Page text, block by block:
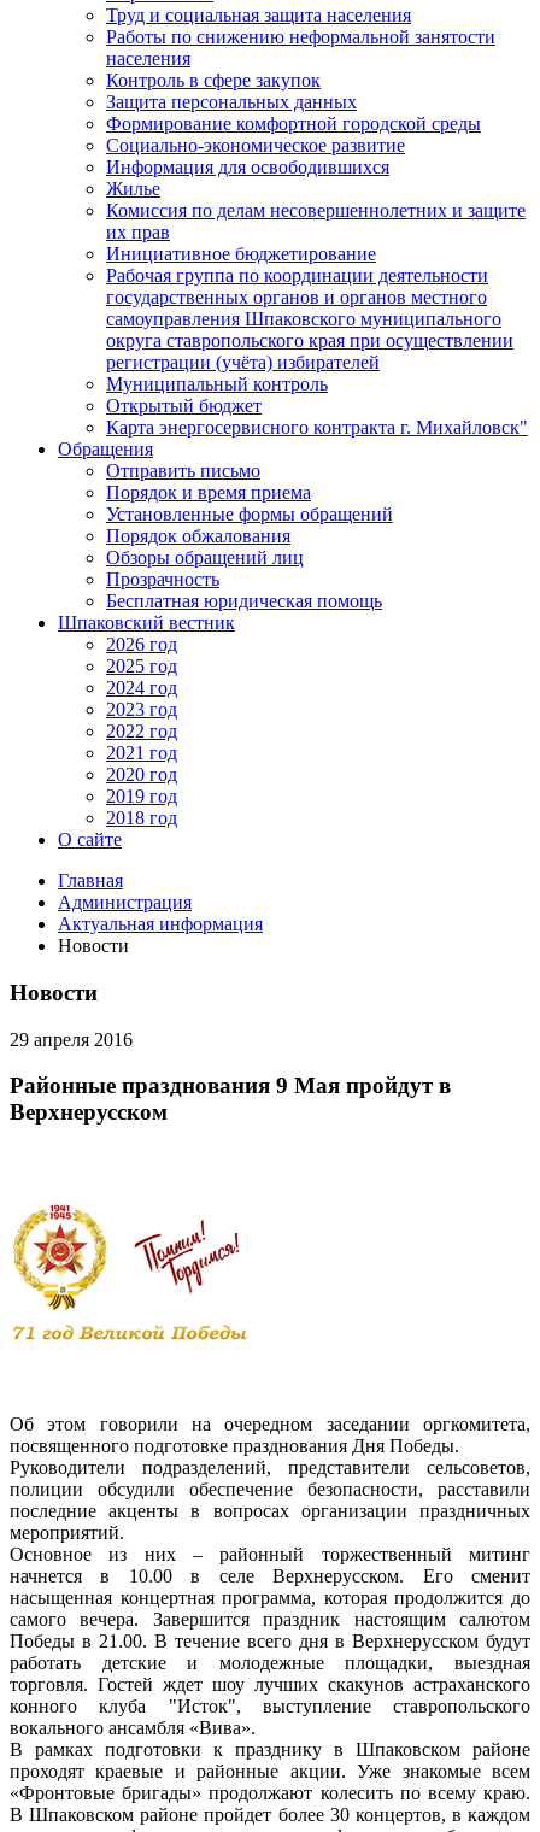
Труд и социальная защита населения
Работы по снижению неформальной занятости
населения
Контроль в сфере закупок
Защита персональных данных
Формирование комфортной городской среды
Социально-экономическое развитие
Информация для освободившихся
Жилье
Комиссия по делам несовершеннолетних и защите
их прав
Инициативное бюджетирование
Рабочая группа по координации деятельности
государственных органов и органов местного
самоуправления Шпаковского муниципального
округа ставропольского края при осуществлении
регистрации (учёта) избирателей
Муниципальный контроль
Открытый бюджет
Карта энергосервисного контракта г. Михайловск"
Обращения
Отправить письмо
Порядок и время приема
Установленные формы обращений
Порядок обжалования
Обзоры обращений лиц
Прозрачность
Бесплатная юридическая помощь
Шпаковский вестник
2026 год
2025 год
2024 год
2023 год
2022 год
2021 год
2020 год
2019 год
2018 год
О сайте
Главная
Администрация
Актуальная информация
Новости
Новости
29 апреля 2016
Районные празднования 9 Мая пройдут в
Верхнерусском
Об этом говорили на очередном заседании оргкомитета,
посвященного подготовке празднования Дня Победы.
Руководители подразделений, представители сельсоветов,
полиции обсудили обеспечение безопасности, расставили
последние акценты в вопросах организации праздничных
мероприятий.
Основное из них – районный торжественный митинг
начнется в 10.00 в селе Верхнерусском. Его сменит
насыщенная концертная программа, которая продолжится до
самого вечера. Завершится праздник настоящим салютом
Победы в 21.00. В течение всего дня в Верхнерусском будут
работать детские и молодежные площадки, выездная
торговля. Гостей ждет шоу лучших скакунов астраханского
конного клуба "Исток", выступление ставропольского
вокального ансамбля «Вива».
В рамках подготовки к празднику в Шпаковском районе
проходят краевые и районные акции. Уже знакомые всем
«Фронтовые бригады» продолжают колесить по всему краю.
В Шпаковском районе пройдет более 30 концертов, в каждом